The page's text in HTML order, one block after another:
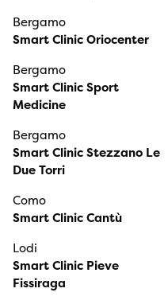
Bergamo
Smart Clinic Oriocenter
Bergamo
Smart Clinic Sport
Medicine
Bergamo
Smart Clinic Stezzano Le
Due Torri
Como
Smart Clinic Cantù
Lodi
Smart Clinic Pieve
Fissiraga